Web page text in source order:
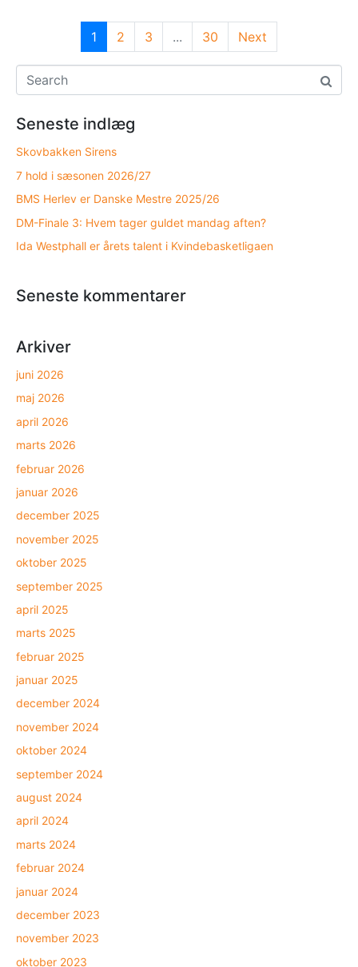
1 2 3 ... 30 Next
Seneste indlæg
Skovbakken Sirens
7 hold i sæsonen 2026/27
BMS Herlev er Danske Mestre 2025/26
DM-Finale 3: Hvem tager guldet mandag aften?
Ida Westphall er årets talent i Kvindebasketligaen
Seneste kommentarer
Arkiver
juni 2026
maj 2026
april 2026
marts 2026
februar 2026
januar 2026
december 2025
november 2025
oktober 2025
september 2025
april 2025
marts 2025
februar 2025
januar 2025
december 2024
november 2024
oktober 2024
september 2024
august 2024
april 2024
marts 2024
februar 2024
januar 2024
december 2023
november 2023
oktober 2023